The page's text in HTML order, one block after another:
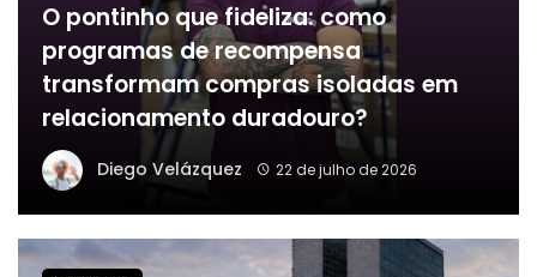
O pontinho que fideliza: como
programas de recompensa
transformam compras isoladas em
relacionamento duradouro?
Diego Velázquez 22 de julho de 2026